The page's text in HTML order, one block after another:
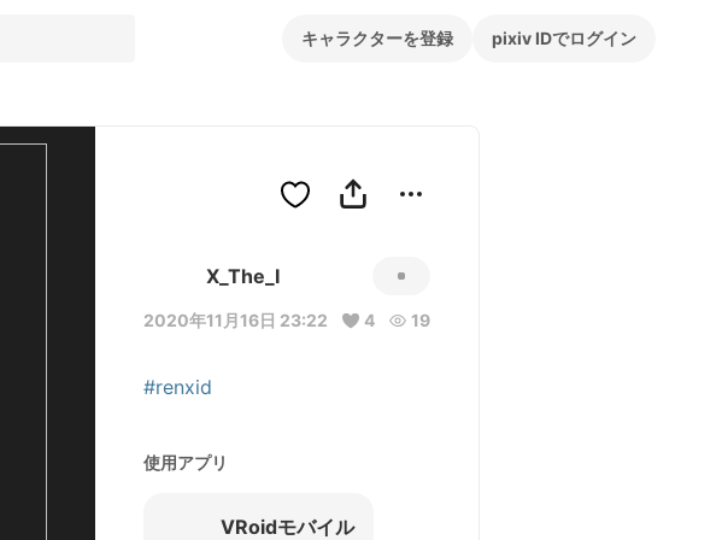
キャラクターを登録 pixiv IDでログイン
X_The_I
2020年11月16日 23:22 4 19
#renxid
使用アプリ
VRoidモバイル